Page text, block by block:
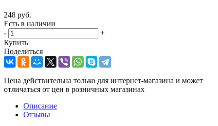
248 руб.
Есть в наличии
-
+
Купить
Поделиться
Цена действительна только для интернет-магазина и может
отличаться от цен в розничных магазинах
Описание
Отзывы